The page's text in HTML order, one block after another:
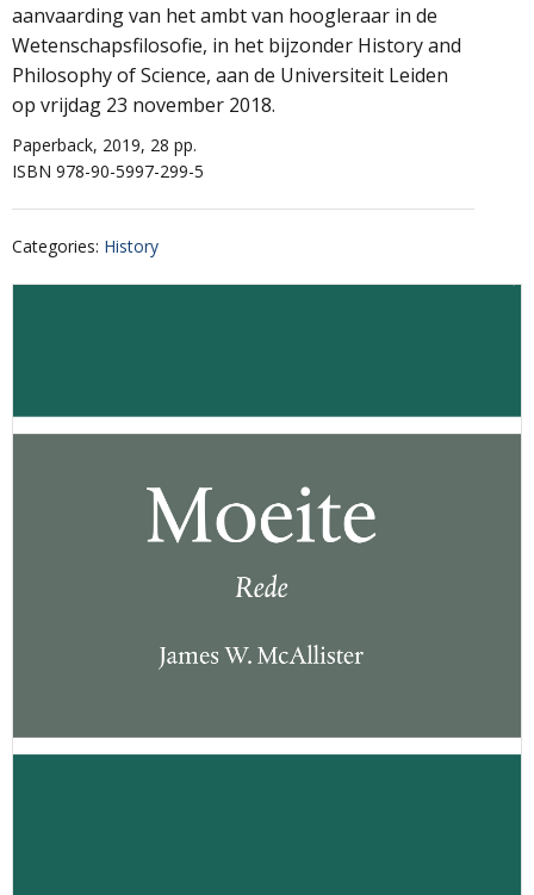
aanvaarding van het ambt van hoogleraar in de
Wetenschapsfilosofie, in het bijzonder History and
Philosophy of Science, aan de Universiteit Leiden
op vrijdag 23 november 2018.
Paperback, 2019, 28 pp.
ISBN 978-90-5997-299-5
Categories: History